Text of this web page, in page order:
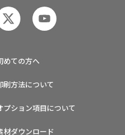
めての方へ
刷方法について
プション項目について
材ダウンロード